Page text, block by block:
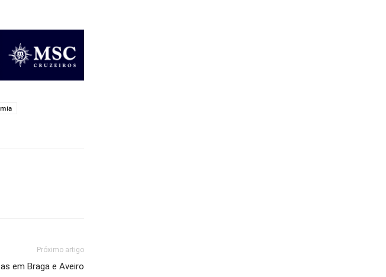
Próximo artigo
em Braga e Aveiro